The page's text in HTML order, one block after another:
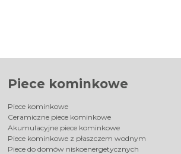
Piece kominkowe
Piece kominkowe
Ceramiczne piece kominkowe
Akumulacyjne piece kominkowe
Piece kominkowe z płaszczem wodnym
Piece do domów niskoenergetycznych